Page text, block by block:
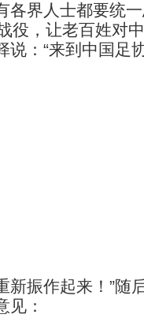
各界人士都要统
役，让老百姓对
说：“来到中国足
新振作起来！”随
见：